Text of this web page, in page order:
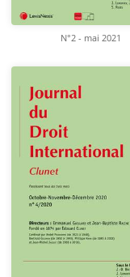
N°2 - mai 2021